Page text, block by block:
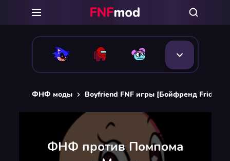
ФНФ моды Boyfriend FNF игры [Бойфренд Friday
ФНФ против Помпома